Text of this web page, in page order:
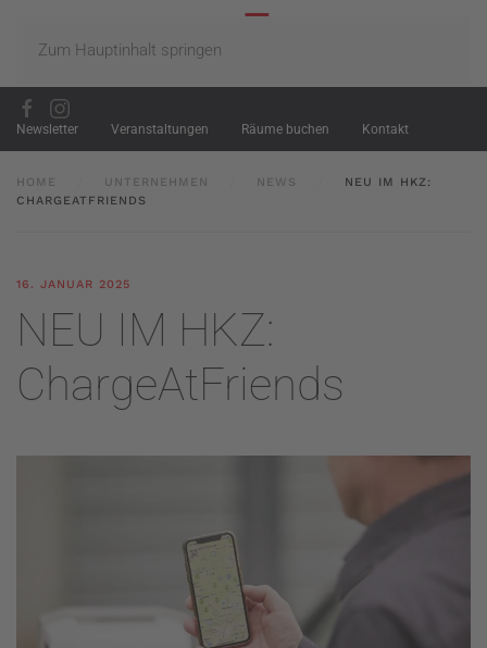
Zum Hauptinhalt springen
Newsletter Veranstaltungen Räume buchen Kontakt
HOME UNTERNEHMEN NEWS
NEU IM HKZ:
CHARGEATFRIENDS
16. JANUAR 2025
NEU IM HKZ:
ChargeAtFriends